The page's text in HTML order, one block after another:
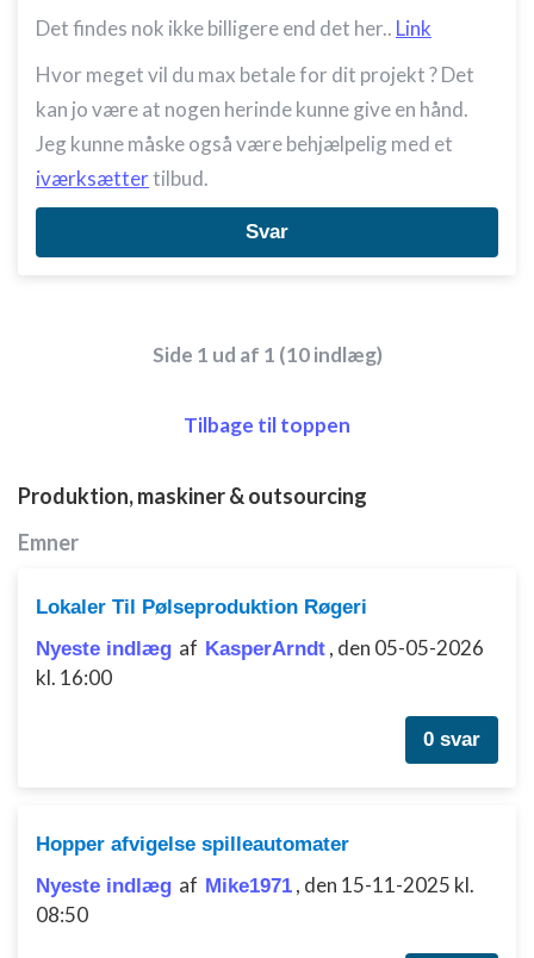
Det findes nok ikke billigere end det her.. Link
Hvor meget vil du max betale for dit projekt ? Det
kan jo være at nogen herinde kunne give en hånd.
Jeg kunne måske også være behjælpelig med et
iværksættertilbud.
Svar
Side 1 ud af 1 (10 indlæg)
Tilbage til toppen
Produktion, maskiner & outsourcing
Emner
Lokaler Til Pølseproduktion Røgeri
Nyeste indlæg af KasperArndt , den 05-05-2026
kl. 16:00
0 svar
Hopper afvigelse spilleautomater
Nyeste indlæg af Mike1971 , den 15-11-2025 kl.
08:50
Oprette profiler for at tilpasse indhold
Bruge profiler til at vælge tilpasset indhold
Måle annonceringseffektivitet
Måle indholdseffektivitet
Forstå målgrupper gennem statistikker eller
kombinationer af oplysninger fra forskellige
placeringsoplysninger
Identificere enheder baseret på aktivt
Ikke-IAB-behandlingsformål:
Nødvendig
Ydeevne